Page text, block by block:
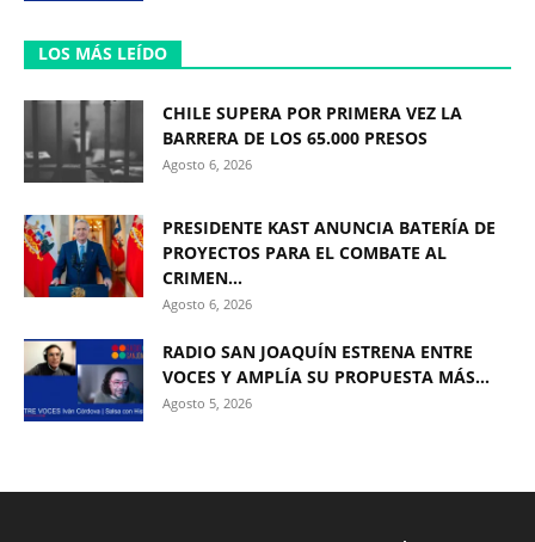
LOS MÁS LEÍDO
CHILE SUPERA POR PRIMERA VEZ LA
BARRERA DE LOS 65.000 PRESOS
Agosto 6, 2026
PRESIDENTE KAST ANUNCIA BATERÍA DE
PROYECTOS PARA EL COMBATE AL
CRIMEN...
Agosto 6, 2026
RADIO SAN JOAQUÍN ESTRENA ENTRE
VOCES Y AMPLÍA SU PROPUESTA MÁS...
Agosto 5, 2026